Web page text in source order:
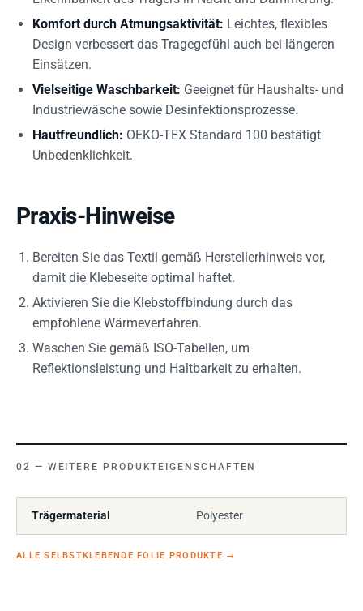
Komfort durch Atmungsaktivität: Leichtes, flexibles
Design verbessert das Tragegefühl auch bei längeren
Einsätzen.
Vielseitige Waschbarkeit: Geeignet für Haushalts- und
Industriewäsche sowie Desinfektionsprozesse.
Hautfreundlich: OEKO-TEX Standard 100 bestätigt
Unbedenklichkeit.
Praxis-Hinweise
Bereiten Sie das Textil gemäß Herstellerhinweis vor,
damit die Klebeseite optimal haftet.
Aktivieren Sie die Klebstoffbindung durch das
empfohlene Wärmeverfahren.
Waschen Sie gemäß ISO-Tabellen, um
Reflektionsleistung und Haltbarkeit zu erhalten.
WEITERE PRODUKTEIGENSCHAFTEN
Trägermaterial Polyester
ALLE SELBSTKLEBENDE FOLIE PRODUKTE →